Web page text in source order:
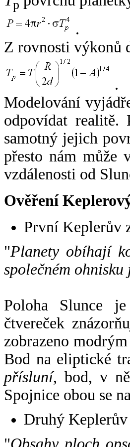
p
.
Z rovnosti výkonů
.
Modelování
odpovídat realitě.
samotný jejich
přesto nám může
vzdálenosti od
Ověření
První Keplerův
"Planety obíhají
společném ohnisku
Poloha Slunce
čtvereček
zobrazeno
Bod na eliptické
přísluní, bod, v
Spojnice obou se
Druhý Keplerův